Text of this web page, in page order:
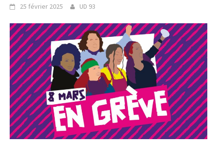
25 février 2025 UD 93